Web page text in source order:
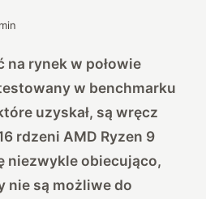
min
na rynek w połowie
w benchmarku
uzyskał, są wręcz
rdzeni AMD Ryzen 9
niezwykle obiecująco,
nie są możliwe do